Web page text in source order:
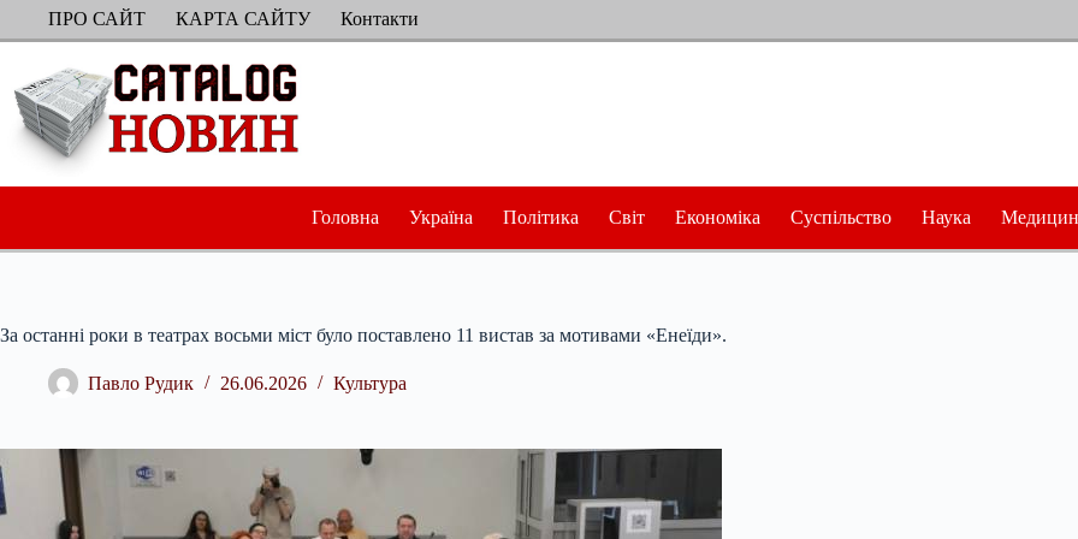
ПерейтиПРО САЙТ КАРТА САЙТУ Контакти
Головна Україна Політика Світ Економіка Суспільство Наука
За останні роки в театрах восьми міст було поставлено 11 вистав за мотивами «Енеїди».
Павло Рудик 26.06.2026 Культура